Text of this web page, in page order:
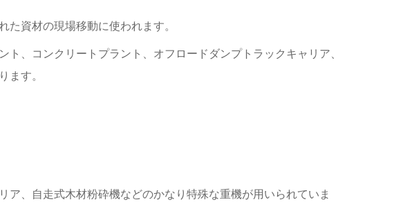
た資材の現場移動に使われます。
、コンクリートプラント、オフロードダンプトラックキャリア、
ます。
ア、自走式木材粉砕機などのかなり特殊な重機が用いられていま